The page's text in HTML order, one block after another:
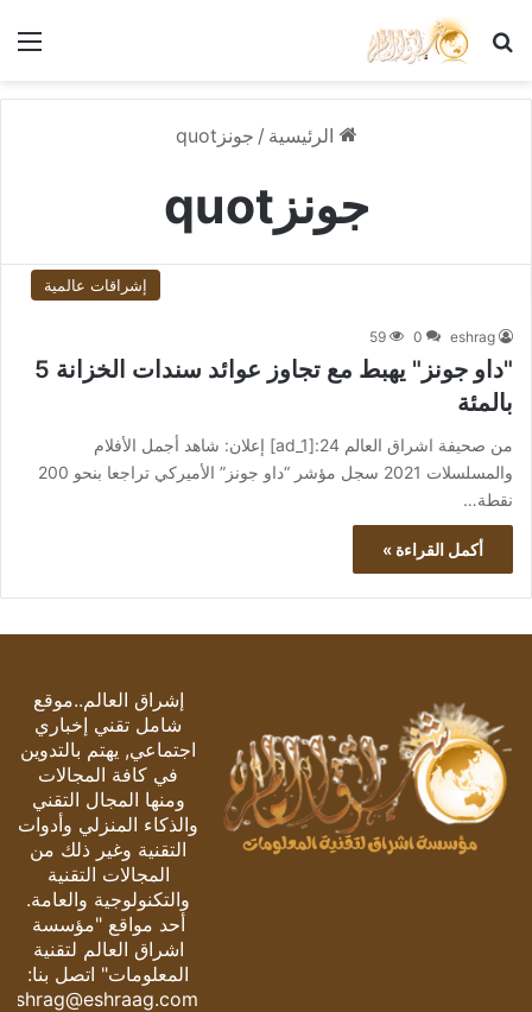
بحث عن
الرئيسية / جونزquot
جونزquot
إشراقات عالمية
eshrag
0
59
"داو جونز" يهبط مع تجاوز عوائد سندات الخزانة 5
بالمئة
من صحيفة اشراق العالم 24:[ad_1] إعلان: شاهد أجمل الأفلام
والمسلسلات 2021 سجل مؤشر “داو جونز” الأميركي تراجعا بنحو 200
نقطة…
أكمل القراءة »
إشراق العالم..موقع
شامل تقني إخباري
اجتماعي, يهتم بالتدوين
في كافة المجالات
ومنها المجال التقني
والذكاء المنزلي وأدوات
التقنية وغير ذلك من
المجالات التقنية
والتكنولوجية والعامة.
أحد مواقع "مؤسسة
اشراق العالم لتقنية
المعلومات" اتصل بنا:
eshrag@eshraag.com